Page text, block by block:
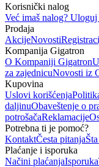
Korisnički nalog
Već imaš nalog? Uloguj
Prodaja
AkcijeNovosti
Kompanija Gigatron
O Kompaniji Gigatron
za zajednicuNovosti iz
Kupovina
Uslovi korišćenja
daljinuObaveštenje o
potrošačaReklamacije
Potrebna ti je pomoć?
KontaktČesta pitanja
Plaćanje i isporuka
Načini plaćanjaIsporuka